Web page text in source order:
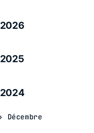
2026
2025
2024
Décembre